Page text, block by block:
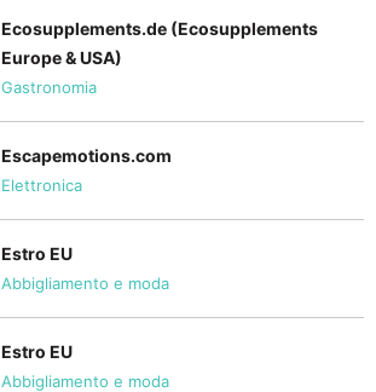
Ecosupplements.de (Ecosupplements
Europe & USA)
Gastronomia
Escapemotions.com
Elettronica
Estro EU
Abbigliamento e moda
Estro EU
Abbigliamento e moda